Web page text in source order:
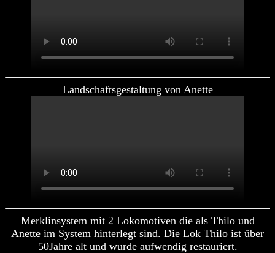
Landschaftsgestaltung von Anette
Merklinsystem mit 2 Lokomotiven die als Thilo und
Anette im System hinterlegt sind. Die Lok Thilo ist über
50Jahre alt und wurde aufwendig restauriert.